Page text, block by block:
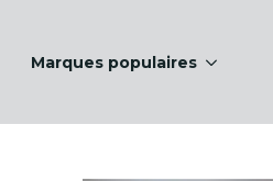
Marques populaires